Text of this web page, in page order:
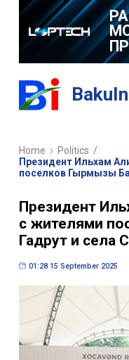
Home Politics /
Президент Ильхам
поселков Гырмызы
Президент
с жителями
Гадрут и села
01:28 15 September 2025